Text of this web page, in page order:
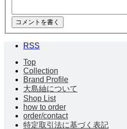
RSS
Top
Collection
Brand Profile
大島紬について
Shop List
how to order
order/contact
特定取引法に基づく表記